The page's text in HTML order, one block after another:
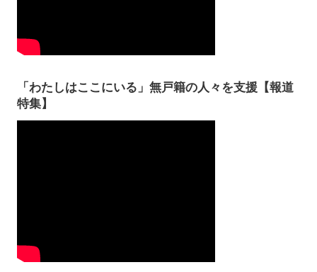
「わたしはここにいる」無戸籍の人々を支援【報道
特集】